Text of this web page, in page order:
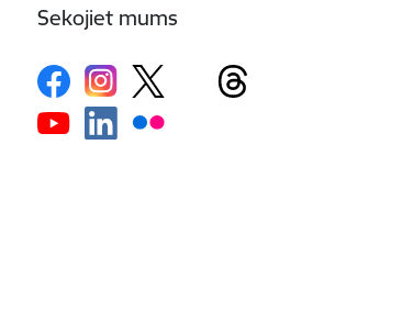
Sekojiet mums